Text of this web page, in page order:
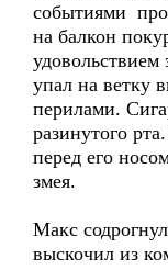
событиями
на балкон
удовольствием
упал на ветку
перилами.
разинутого
перед его
змея.
Макс
выскочил из